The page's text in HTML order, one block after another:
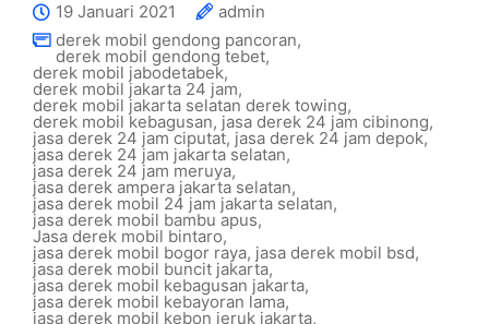
19 Januari 2021
admin
derek mobil gendong pancoran,
derek mobil gendong tebet,
derek mobil jabodetabek,
derek mobil jakarta 24 jam,
derek mobil jakarta selatan derek towing,
derek mobil kebagusan, jasa derek 24 jam cibinong,
jasa derek 24 jam ciputat, jasa derek 24 jam depok,
jasa derek 24 jam jakarta selatan,
jasa derek 24 jam meruya,
jasa derek ampera jakarta selatan,
jasa derek mobil 24 jam jakarta selatan,
jasa derek mobil bambu apus,
Jasa derek mobil bintaro,
jasa derek mobil bogor raya, jasa derek mobil bsd,
jasa derek mobil buncit jakarta,
jasa derek mobil kebagusan jakarta,
jasa derek mobil kebayoran lama,
jasa derek mobil kebon jeruk jakarta,